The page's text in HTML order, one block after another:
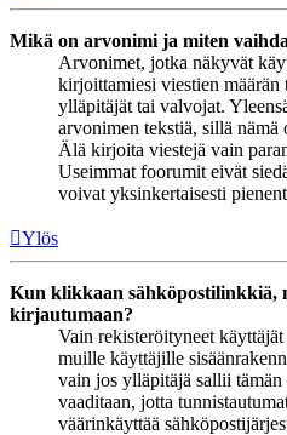
Mikä on arvonimi ja miten
Arvonimet, jotka näkyvät
kirjoittamiesi viestien
ylläpitäjät tai valvojat.
arvonimen tekstiä, sillä
Älä kirjoita viestejä vain
Useimmat foorumit eivät
voivat yksinkertaisesti
Ylös
Kun klikkaan sähköpostilinkkiä,
kirjautumaan?
Vain rekisteröityneet
muille käyttäjille
vain jos ylläpitäjä sallii
vaaditaan, jotta
väärinkäyttää